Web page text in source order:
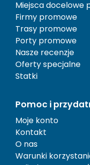
Miejsca docelowe
Firmy promowe
Trasy promowe
Porty promowe
Nasze recenzje
Oferty specjalne
Statki
Pomoc i
Moje konto
Kontakt
O nas
Warunki